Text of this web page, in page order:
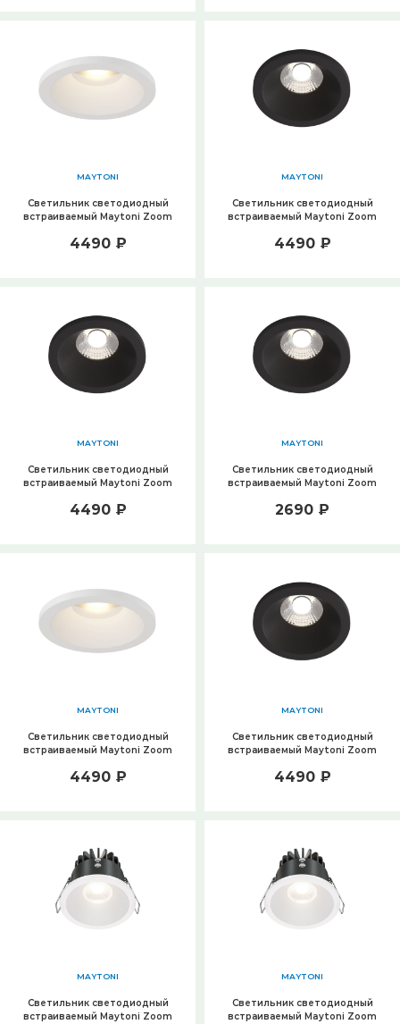
MAYTONI
Светильник светодиодный
встраиваемый Maytoni Zoom
4490 ₽
MAYTONI
Светильник светодиодный
встраиваемый Maytoni Zoom
4490 ₽
MAYTONI
Светильник светодиодный
встраиваемый Maytoni Zoom
4490 ₽
MAYTONI
Светильник светодиодный
встраиваемый Maytoni Zoom
2690 ₽
MAYTONI
Светильник светодиодный
встраиваемый Maytoni Zoom
4490 ₽
MAYTONI
Светильник светодиодный
встраиваемый Maytoni Zoom
4490 ₽
MAYTONI
Светильник светодиодный
встраиваемый Maytoni Zoom
MAYTONI
Светильник светодиодный
встраиваемый Maytoni Zoom